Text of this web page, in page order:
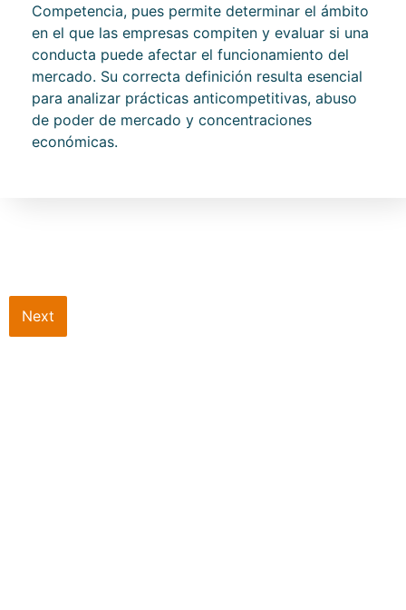
Competencia, pues permite determinar el ámbito
en el que las empresas compiten y evaluar si una
conducta puede afectar el funcionamiento del
mercado. Su correcta definición resulta esencial
para analizar prácticas anticompetitivas, abuso
de poder de mercado y concentraciones
económicas.
Next